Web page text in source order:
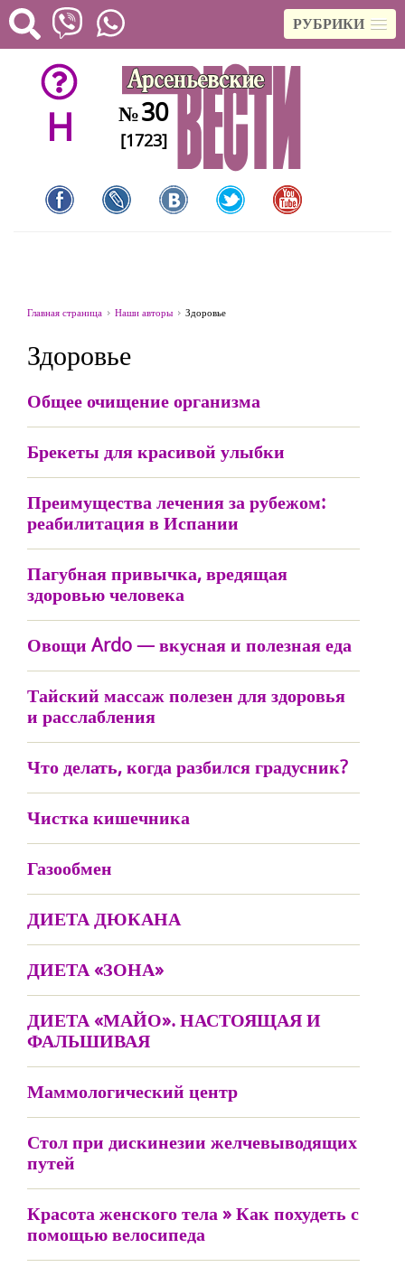
РУБРИКИ
H №30
[1723]
Главная страница Наши авторы Здоровье
Здоровье
Общее очищение организма
Брекеты для красивой улыбки
Преимущества лечения за рубежом:
реабилитация в Испании
Пагубная привычка, вредящая
здоровью человека
Овощи Ardo — вкусная и полезная еда
Тайский массаж полезен для здоровья
и расслабления
Что делать, когда разбился градусник?
Чистка кишечника
Газообмен
ДИЕТА ДЮКАНА
ДИЕТА «ЗОНА»
ДИЕТА «МАЙО». НАСТОЯЩАЯ И
ФАЛЬШИВАЯ
Маммологический центр
Стол при дискинезии желчевыводящих
путей
Красота женского тела » Как похудеть с
помощью велосипеда